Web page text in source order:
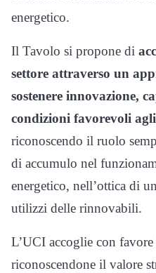
energetico.
Il Tavolo si propone di
settore attraverso un
sostenere innovazione,
condizioni favorevoli
riconoscendo il ruolo
di accumulo nel
energetico, nell’ottica di
utilizzi delle rinnovabili.
L’UCI accoglie con
riconoscendone il valore